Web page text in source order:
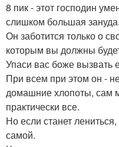
8 пик - этот господин
слишком большая зануда.
Он заботится только о
которым вы должны
Упаси вас боже вызвать
При всем при этом он -
домашние хлопоты, сам
практически все.
Но если станет
самой.